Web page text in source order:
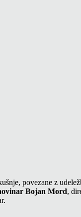
povezane z
Bojan Mord,